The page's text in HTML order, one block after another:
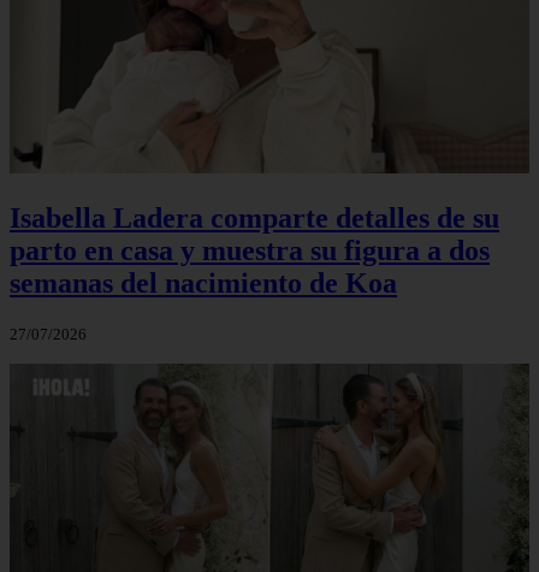
Isabella Ladera comparte detalles de su
parto en casa y muestra su figura a dos
semanas del nacimiento de Koa
27/07/2026